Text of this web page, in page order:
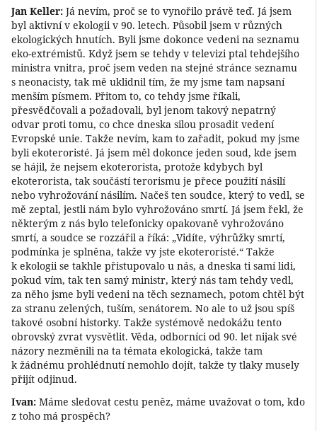
Jan Keller: Já nevím, proč se to vynořilo právě teď. Já jsem
byl aktivní v ekologii v 90. letech. Působil jsem v různých
ekologických hnutích. Byli jsme dokonce vedeni na seznamu
eko-extrémistů. Když jsem se tehdy v televizi ptal tehdejšího
ministra vnitra, proč jsem veden na stejné stránce seznamu
s neonacisty, tak mě uklidnil tím, že my jsme tam napsaní
menším písmem. Přitom to, co tehdy jsme říkali,
přesvědčovali a požadovali, byl jenom takový nepatrný
odvar proti tomu, co chce dneska silou prosadit vedení
Evropské unie. Takže nevím, kam to zařadit, pokud my jsme
byli ekoteroristé. Já jsem měl dokonce jeden soud, kde jsem
se hájil, že nejsem ekoterorista, protože kdybych byl
ekoterorista, tak součástí terorismu je přece použití násilí
nebo vyhrožování násilím. Načeš ten soudce, který to vedl, se
mě zeptal, jestli nám bylo vyhrožováno smrtí. Já jsem řekl, že
některým z nás bylo telefonicky opakovaně vyhrožováno
smrtí, a soudce se rozzářil a říká: „Vidíte, výhrůžky smrtí,
podmínka je splněna, takže vy jste ekoteroristé.“ Takže
k ekologii se takhle přistupovalo u nás, a dneska ti samí lidi,
pokud vím, tak ten samý ministr, který nás tam tehdy vedl,
za něho jsme byli vedeni na těch seznamech, potom chtěl být
za stranu zelených, tuším, senátorem. No ale to už jsou spíš
takové osobní historky. Takže systémově nedokážu tento
obrovský zvrat vysvětlit. Věda, odborníci od 90. let nijak své
názory nezměnili na ta témata ekologická, takže tam
k žádnému prohlédnutí nemohlo dojít, takže ty tlaky musely
přijít odjinud.
Ivan: Máme sledovat cestu peněz, máme uvažovat o tom, kdo
z toho má prospěch?